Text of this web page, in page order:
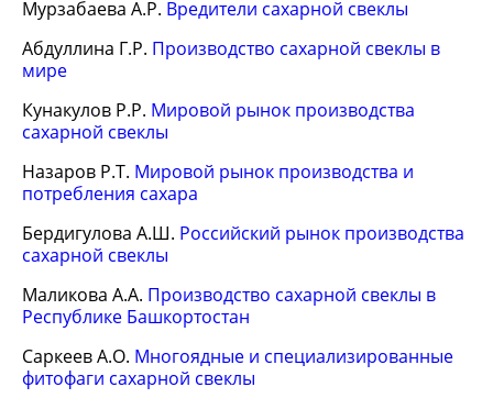
Мурзабаева А.Р. Вредители сахарной свеклы
Абдуллина Г.Р. Производство сахарной свеклы в
мире
Кунакулов Р.Р. Мировой рынок производства
сахарной свеклы
Назаров Р.Т. Мировой рынок производства и
потребления сахара
Бердигулова А.Ш. Российский рынок производства
сахарной свеклы
Маликова А.А. Производство сахарной свеклы в
Республике Башкортостан
Саркеев А.О. Многоядные и специализированные
фитофаги сахарной свеклы